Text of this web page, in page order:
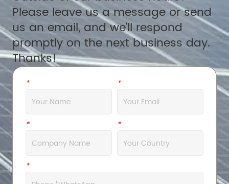
Please leave us a message or send
us an email, and we'll respond
promptly on the next business day.
Thanks!
*Name *Email
*Company *Address
*WhatsApp